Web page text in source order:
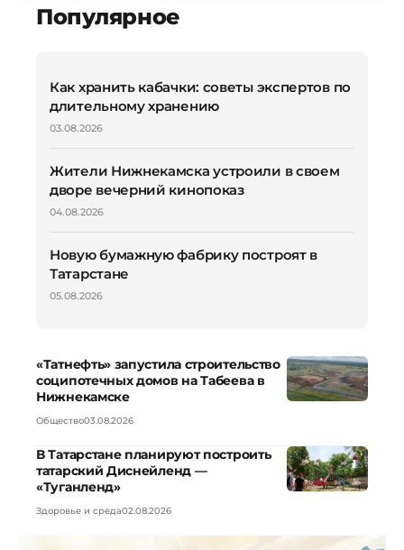
Популярное
Как хранить кабачки: советы экспертов по
длительному хранению
03.08.2026
Жители Нижнекамска устроили в своем
дворе вечерний кинопоказ
04.08.2026
Новую бумажную фабрику построят в
Татарстане
05.08.2026
«Татнефть» запустила строительство
соципотечных домов на Табеева в
Нижнекамске
Общество03.08.2026
В Татарстане планируют построить
татарский Диснейленд —
«Туганленд»
Здоровье и среда02.08.2026